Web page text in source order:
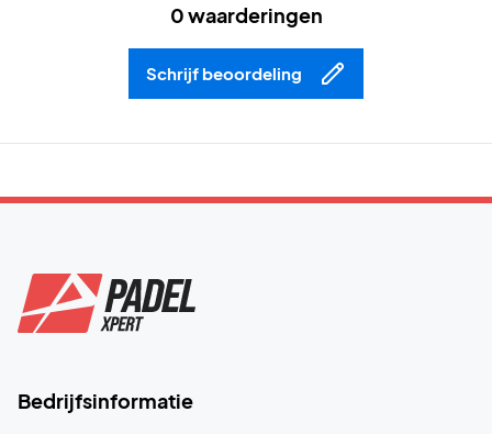
0 waarderingen
Schrijf beoordeling
Bedrijfsinformatie